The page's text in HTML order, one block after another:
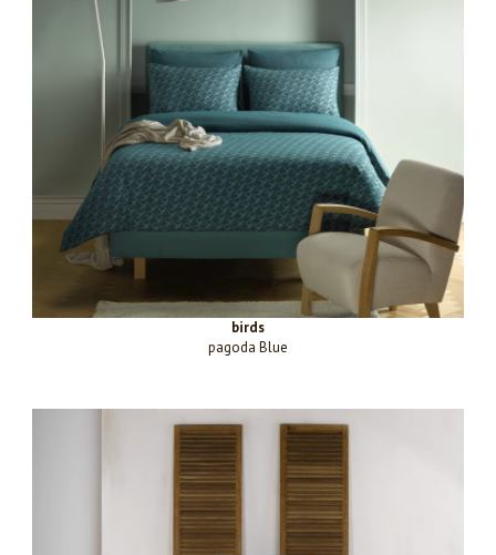
birds
pagoda Blue